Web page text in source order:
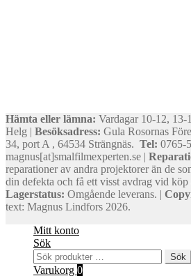
Hämta eller lämna: Vardagar 10-12, 13-
Helg | Besöksadress: Gula Rosornas
34, port A , 64534 Strängnäs. Tel: 0765-
magnus[at]smalfilmexperten.se |
reparationer av andra projektorer än de
din defekta och få ett visst avdrag vid
Lagerstatus: Omgående leverans. |
text: Magnus Lindfors 2026.
Mitt konto
Sök
Sök
efter:
Sök
Varukorg 0